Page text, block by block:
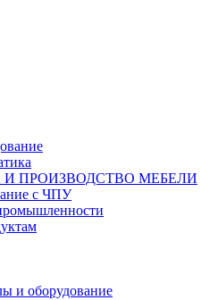
И ПРОИЗВОДСТВО МЕБЕЛИ
с ЧПУ
и оборудование